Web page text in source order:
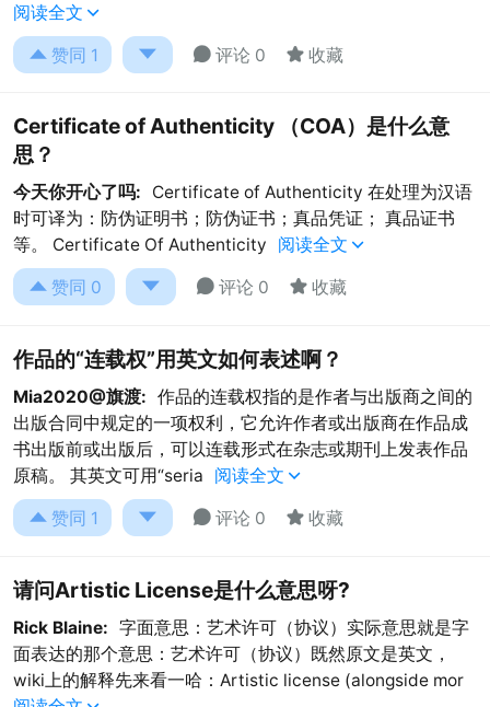
阅读全文 
 赞同 1   评论 0  收藏
Certificate of Authenticity （COA）是什么意
思？
今天你开心了吗:
Certificate of Authenticity 在处理为汉语
时可译为：防伪证明书；防伪证书；真品凭证； 真品证书
等。 Certificate Of Authenticity
阅读全文 
 赞同 0   评论 0  收藏
作品的“连载权”用英文如何表述啊？
Mia2020@旗渡: 作品的连载权指的是作者与出版商之间的
出版合同中规定的一项权利，它允许作者或出版商在作品成
书出版前或出版后，可以连载形式在杂志或期刊上发表作品
原稿。 其英文可用“seria
阅读全文 
 赞同 1   评论 0  收藏
请问Artistic License是什么意思呀?
Rick Blaine: 字面意思：艺术许可（协议）实际意思就是字
面表达的那个意思：艺术许可（协议）既然原文是英文，
wiki上的解释先来看一哈：Artistic license (alongside mor